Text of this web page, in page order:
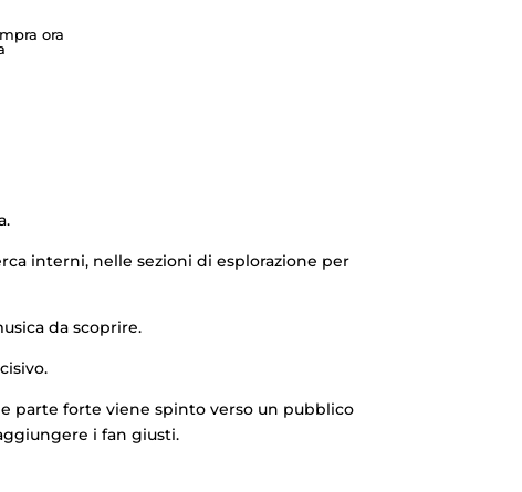
ora
interni, nelle sezioni di esplorazione per
da scoprire.
parte forte viene spinto verso un pubblico
i fan giusti.